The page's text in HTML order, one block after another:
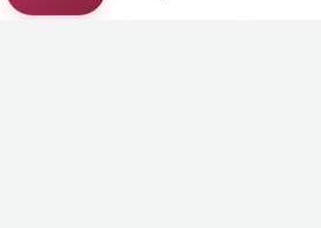
Nicht lustig